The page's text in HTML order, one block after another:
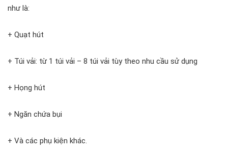
như là:
+ Quạt hút
+ Túi vải: từ 1 túi vải – 8 túi vải tùy theo nhu cầu sử dụng
+ Họng hút
+ Ngăn chứa bụi
+ Và các phụ kiện khác.